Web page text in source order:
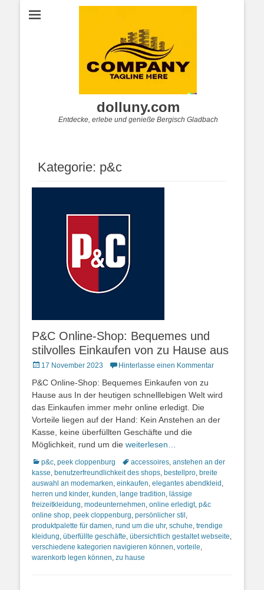
dolluny.com
Entdecke, erlebe und genieße Bergisch Gladbach
Kategorie: p&c
P&C Online-Shop: Bequemes und
stilvolles Einkaufen von zu Hause aus
Posted
17 November 2023 Hinterlasse einen Kommentar
P&C Online-Shop: Bequemes Einkaufen von zu
Hause aus In der heutigen schnelllebigen Welt wird
das Einkaufen immer mehr online erledigt. Die
Vorteile liegen auf der Hand: Kein Anstehen an der
Kasse, keine überfüllten Geschäfte und die
Möglichkeit, rund um die weiterlesen…
Kategorien
p&c, peek cloppenburg Schlagworte
accessoires, anstehen an der
kasse, benutzerfreundlichkeit des shops, bestellpro, breite
auswahl an modemarken, einkaufen, elegantes abendkleid ,
herren und kinder, kunden, lange tradition, lässige
freizeitkleidung, modeunternehmen, online erledigt, p&c
online shop, peek cloppenburg, persönlicher stil ,
produktpalette für damen, rund um die uhr, schuhe, trendige
kleidung, überfüllte geschäfte, übersichtlich gestaltet webseite,
verschiedene kategorien navigieren können, vorteile,
warenkorb legen können, zu hause